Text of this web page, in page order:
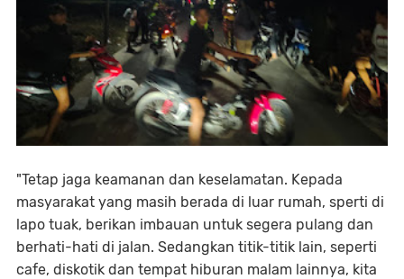
"Tetap jaga keamanan dan keselamatan. Kepada
masyarakat yang masih berada di luar rumah, sperti di
lapo tuak, berikan imbauan untuk segera pulang dan
berhati-hati di jalan. Sedangkan titik-titik lain, seperti
cafe, diskotik dan tempat hiburan malam lainnya, kita